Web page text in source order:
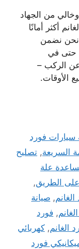
من الجهاد
أكثر أمانًا
نحن نضمن
حتى في
الركب –
الأوقات.
فورد
السريعة, تصليح
علة
الطريق,
, صيانة
, فورد
الغانم, كهربائي
فورد